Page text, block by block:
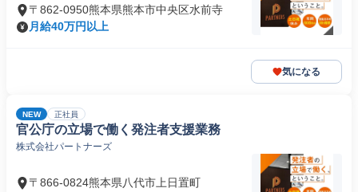
〒862-0950熊本県熊本市中央区水前寺
月給40万円以上
気になる
NEW 正社員
官公庁の立場で働く発注者支援業務
株式会社パートナーズ
〒866-0824熊本県八代市上日置町